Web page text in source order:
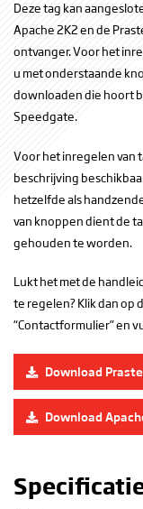
Deze tag kan
Apache 2K2 en de
ontvanger. Voor het
u met onderstaande
downloaden die hoort
Speedgate.
Voor het inregelen van
beschrijving
hetzelfde als
van knoppen dient de
gehouden te worden.
Lukt het met de
te regelen? Klik dan op
“Contactformulier” en
Download
Download